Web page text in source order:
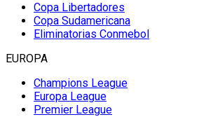
Copa Libertadores
Copa Sudamericana
Eliminatorias Conmebol
EUROPA
Champions League
Europa League
Premier League